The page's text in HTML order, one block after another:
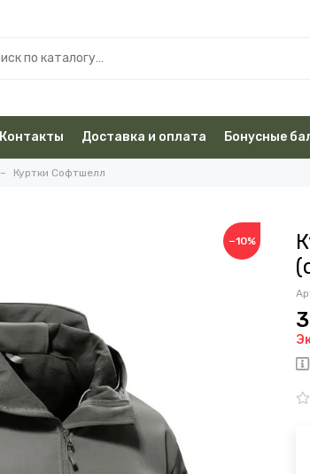
Контакты Доставка и оплата Бонусные
Куртки Софтшелл
−10%